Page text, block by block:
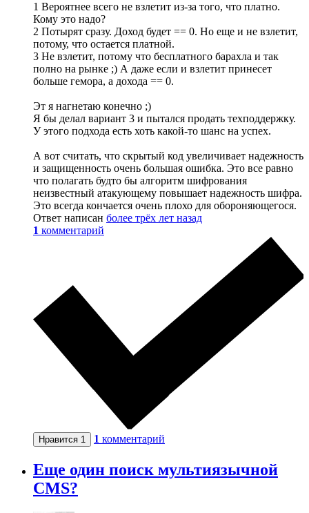
1 Вероятнее всего не взлетит из-за того, что платно.
Кому это надо?
2 Потырят сразу. Доход будет == 0. Но еще и не взлетит,
потому, что остается платной.
3 Не взлетит, потому что бесплатного барахла и так
полно на рынке ;) А даже если и взлетит принесет
больше гемора, а дохода == 0.
Эт я нагнетаю конечно ;)
Я бы делал вариант 3 и пытался продать техподдержку.
У этого подхода есть хоть какой-то шанс на успех.
А вот считать, что скрытый код увеличивает надежность
и защищенность очень большая ошибка. Это все равно
что полагать будто бы алгоритм шифрования
неизвестный атакующему повышает надежность шифра.
Это всегда кончается очень плохо для обороняющегося.
Ответ написан более трёх лет назад
1 комментарий
Нравится 1 1 комментарий
Еще один поиск мультиязычной
CMS?